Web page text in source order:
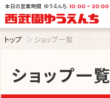
本日の営業時間 ゆうえんち 10:00 ~ 20:00
トップ ショップ一覧
ショップ一覧